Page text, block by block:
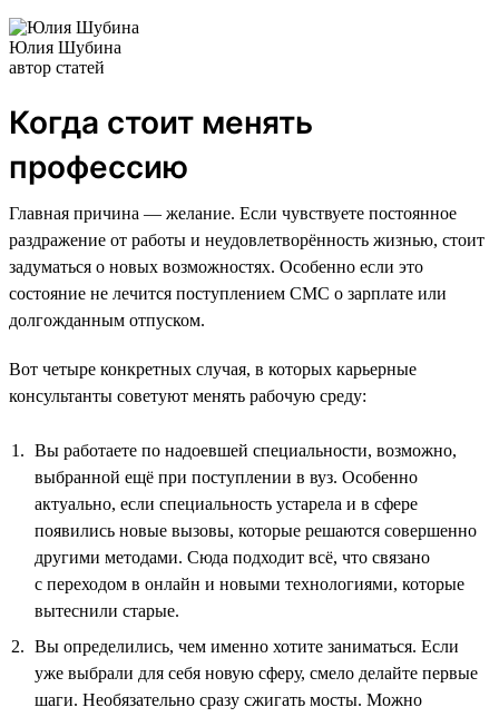
Юлия Шубина
автор статей
Когда стоит менять
профессию
Главная причина — желание. Если чувствуете постоянное
раздражение от работы и неудовлетворённость жизнью, стоит
задуматься о новых возможностях. Особенно если это
состояние не лечится поступлением СМС о зарплате или
долгожданным отпуском.
Вот четыре конкретных случая, в которых карьерные
консультанты советуют менять рабочую среду:
Вы работаете по надоевшей специальности, возможно,
выбранной ещё при поступлении в вуз. Особенно
актуально, если специальность устарела и в сфере
появились новые вызовы, которые решаются совершенно
другими методами. Сюда подходит всё, что связано
с переходом в онлайн и новыми технологиями, которые
вытеснили старые.
Вы определились, чем именно хотите заниматься. Если
уже выбрали для себя новую сферу, смело делайте первые
шаги. Необязательно сразу сжигать мосты. Можно